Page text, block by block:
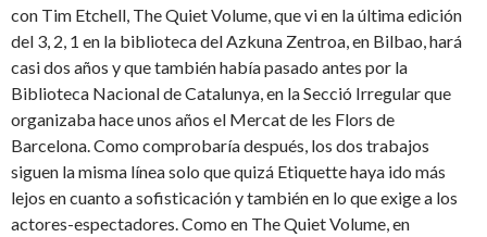
con Tim Etchell, The Quiet Volume, que vi en la última edición
del 3, 2, 1 en la biblioteca del Azkuna Zentroa, en Bilbao, hará
casi dos años y que también había pasado antes por la
Biblioteca Nacional de Catalunya, en la Secció Irregular que
organizaba hace unos años el Mercat de les Flors de
Barcelona. Como comprobaría después, los dos trabajos
siguen la misma línea solo que quizá Etiquette haya ido más
lejos en cuanto a sofisticación y también en lo que exige a los
actores-espectadores. Como en The Quiet Volume, en